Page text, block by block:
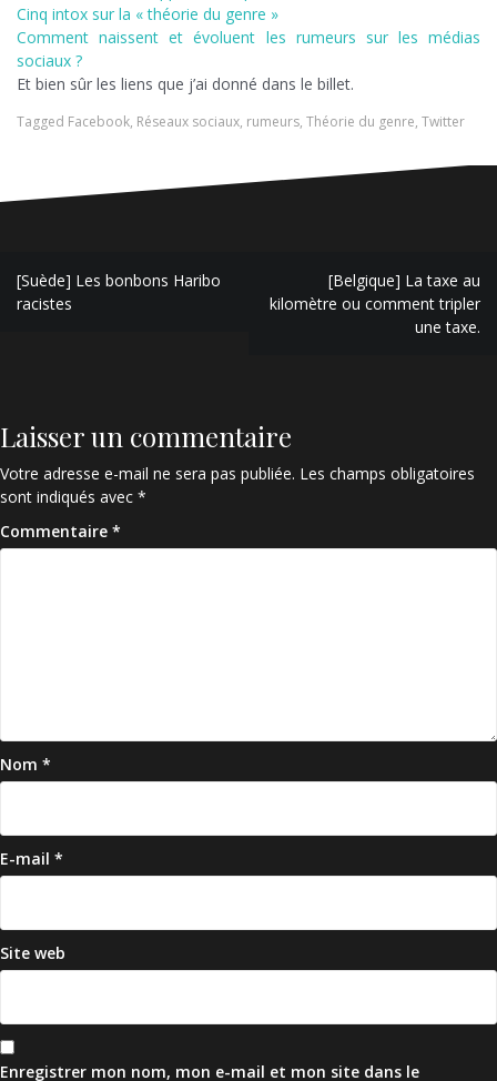
Cinq intox sur la « théorie du genre »
Comment naissent et évoluent les rumeurs sur les médias
sociaux ?
Et bien sûr les liens que j’ai donné dans le billet.
Tagged Facebook, Réseaux sociaux, rumeurs, Théorie du genre, Twitter
Navigation
de
[Suède] Les bonbons Haribo
racistes
[Belgique] La taxe au
kilomètre ou comment tripler
une taxe.
Laisser un commentaire
Votre adresse e-mail ne sera pas publiée. Les champs obligatoires
sont indiqués avec *
Commentaire *
Nom *
E-mail *
Site web
Enregistrer mon nom, mon e-mail et mon site dans le